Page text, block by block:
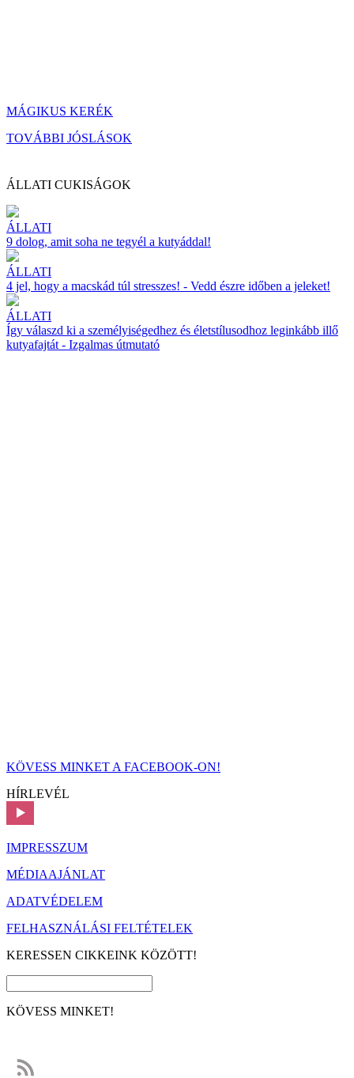
MÁGIKUS KERÉK
TOVÁBBI JÓSLÁSOK
ÁLLATI CUKISÁGOK
ÁLLATI
9 dolog, amit soha ne tegyél a kutyáddal!
ÁLLATI
4 jel, hogy a macskád túl stresszes! - Vedd észre időben a jeleket!
ÁLLATI
Így válaszd ki a személyiségedhez és életstílusodhoz leginkább illő
kutyafajtát - Izgalmas útmutató
KÖVESS MINKET A FACEBOOK-ON!
HÍRLEVÉL
IMPRESSZUM
MÉDIAAJÁNLAT
ADATVÉDELEM
FELHASZNÁLÁSI FELTÉTELEK
KERESSEN CIKKEINK KÖZÖTT!
KÖVESS MINKET!